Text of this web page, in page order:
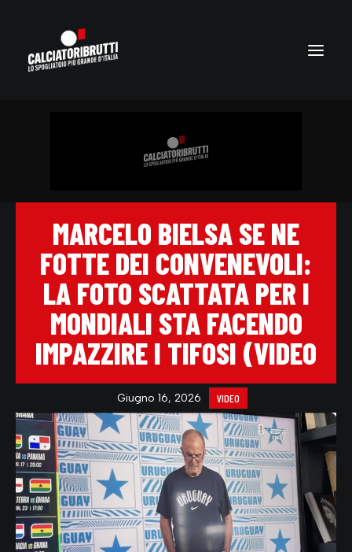
MARCELO BIELSA SE NE
FOTTE DEI CONVENEVOLI:
LA FOTO SCATTATA PER I
MONDIALI STA FACENDO
IMPAZZIRE I TIFOSI (VIDEO
Giugno 16, 2026 VIDEO